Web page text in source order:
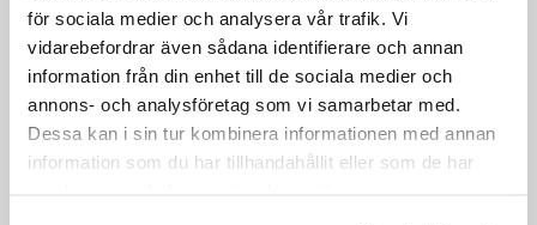
för sociala medier och analysera vår trafik. Vi
vidarebefordrar även sådana identifierare och annan
information från din enhet till de sociala medier och
annons- och analysföretag som vi samarbetar med.
Dessa kan i sin tur kombinera informationen med annan
information som du har tillhandahållit eller som de har
Senior account manager till
Jungheinrich Östersund
Östersund Försäljning / säljjobb